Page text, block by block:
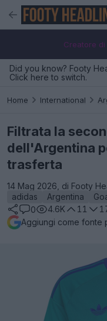
Creatore di
Did you know? Footy
Click here to switch.
Home International
Filtrata la
dell'Argentina
trasferta
14 Mag 2026, di Footy
adidas
Argentina
0
4.6K 11
Aggiungi come fonte